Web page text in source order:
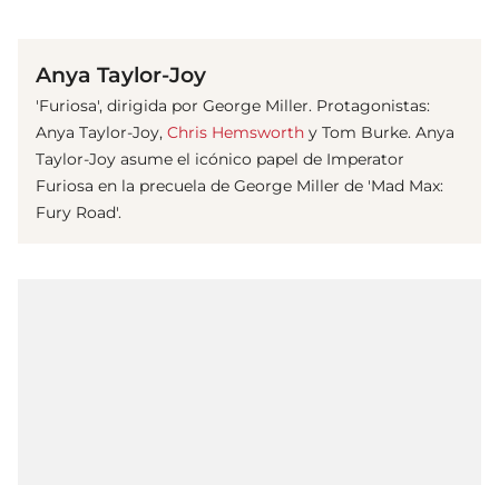
Anya Taylor-Joy
'Furiosa', dirigida por George Miller. Protagonistas:
Anya Taylor-Joy, Chris Hemsworth y Tom Burke. Anya
Taylor-Joy asume el icónico papel de Imperator
Furiosa en la precuela de George Miller de 'Mad Max:
Fury Road'.